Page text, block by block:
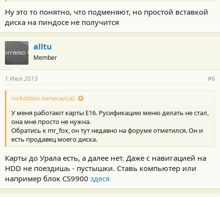
Ну это то понятно, что подменяют, но простой вставкой
диска на пиндосе не получится
alltu
Member
1 Июл 2013 #6
nickditlov написал(а):
У меня работают карты Е16. Русификацию меню делать не стал,
она мне просто не нужна.
Обратись к mr_fox, он тут недавно на форуме отметился. Он и
есть продавец моего диска.
Карты до Урала есть, а далее нет. Даже с навигацией на
HDD не поездишь - пустышки. Ставь компьютер или
например блок CS9900 здеся